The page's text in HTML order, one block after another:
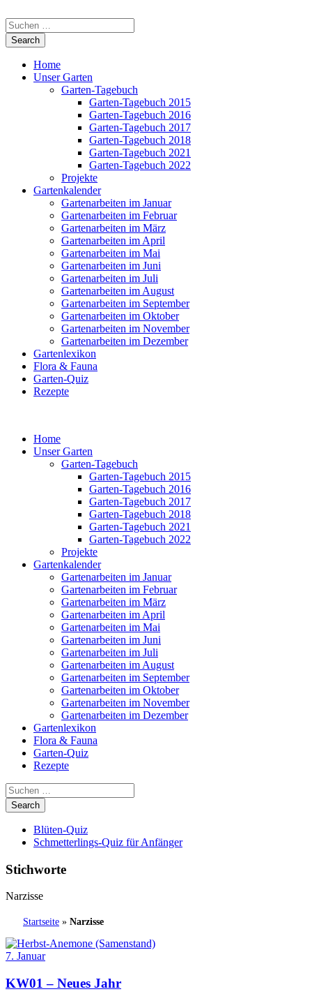
Home
Unser Garten
Garten-Tagebuch
Garten-Tagebuch 2015
Garten-Tagebuch 2016
Garten-Tagebuch 2017
Garten-Tagebuch 2018
Garten-Tagebuch 2021
Garten-Tagebuch 2022
Projekte
Gartenkalender
Gartenarbeiten im Januar
Gartenarbeiten im Februar
Gartenarbeiten im März
Gartenarbeiten im April
Gartenarbeiten im Mai
Gartenarbeiten im Juni
Gartenarbeiten im Juli
Gartenarbeiten im August
Gartenarbeiten im September
Gartenarbeiten im Oktober
Gartenarbeiten im November
Gartenarbeiten im Dezember
Gartenlexikon
Flora & Fauna
Garten-Quiz
Rezepte
Home
Unser Garten
Garten-Tagebuch
Garten-Tagebuch 2015
Garten-Tagebuch 2016
Garten-Tagebuch 2017
Garten-Tagebuch 2018
Garten-Tagebuch 2021
Garten-Tagebuch 2022
Projekte
Gartenkalender
Gartenarbeiten im Januar
Gartenarbeiten im Februar
Gartenarbeiten im März
Gartenarbeiten im April
Gartenarbeiten im Mai
Gartenarbeiten im Juni
Gartenarbeiten im Juli
Gartenarbeiten im August
Gartenarbeiten im September
Gartenarbeiten im Oktober
Gartenarbeiten im November
Gartenarbeiten im Dezember
Gartenlexikon
Flora & Fauna
Garten-Quiz
Rezepte
Blüten-Quiz
Schmetterlings-Quiz für Anfänger
Stichworte
Narzisse
Startseite » Narzisse
7. Januar
KW01 – Neues Jahr